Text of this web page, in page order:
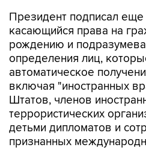
Президент подписал еще
касающийся права на
рождению и
определения лиц,
автоматическое
включая "иностранных
Штатов, членов
террористических
детьми дипломатов и
признанных